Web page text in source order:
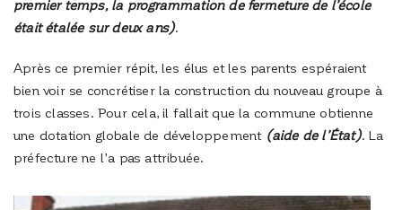
premier temps, la programmation de fermeture de l’école
était étalée sur deux ans).
Après ce premier répit, les élus et les parents espéraient
bien voir se concrétiser la construction du nouveau groupe à
trois classes. Pour cela, il fallait que la commune obtienne
une dotation globale de développement (aide de l’État). La
préfecture ne l’a pas attribuée.